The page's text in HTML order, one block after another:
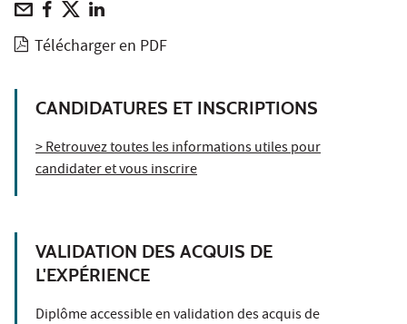
Télécharger en PDF
CANDIDATURES ET INSCRIPTIONS
> Retrouvez toutes les informations utiles pour
candidater et vous inscrire
VALIDATION DES ACQUIS DE
L'EXPÉRIENCE
Diplôme accessible en validation des acquis de